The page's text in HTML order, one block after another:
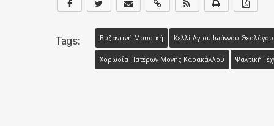
Tags: Βυζαντινή Μουσική Κελλί Αγίου Ιωάννου Θεολόγου
Χορωδία Πατέρων Μονής Καρακάλλου Ψαλτική